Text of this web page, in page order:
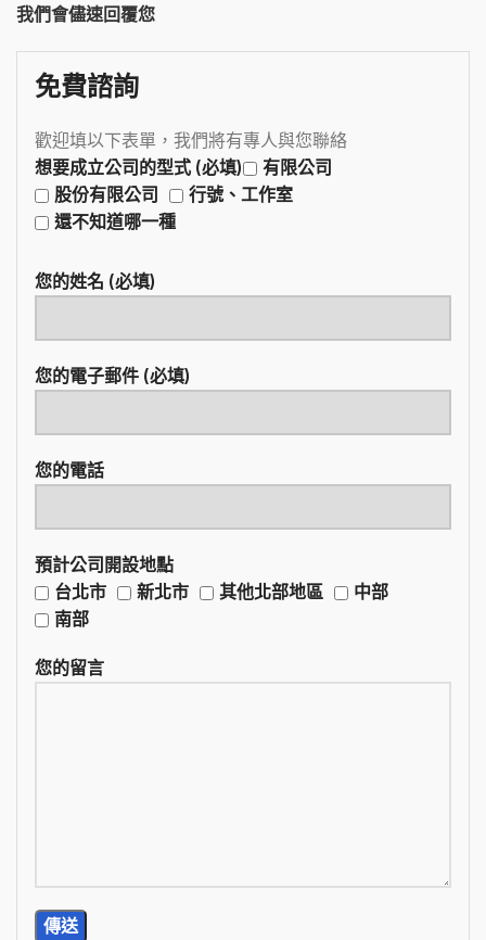
我們會儘速回覆您
免費諮詢
歡迎填以下表單，我們將有專人與您聯絡
想要成立公司的型式 (必填)
有限公司
股份有限公司
行號、工作室
還不知道哪一種
您的姓名 (必填)
您的電子郵件 (必填)
您的電話
預計公司開設地點
台北市
新北市 其他北部地區
中部
南部
您的留言